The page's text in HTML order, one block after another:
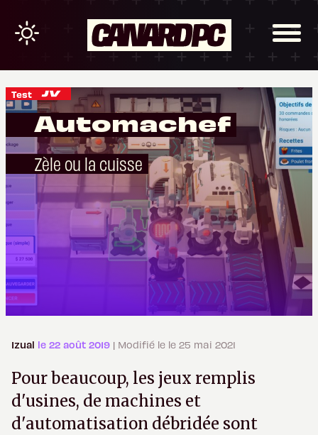
Test
Automachef
Zèle ou la cuisse
Izual le 22 août 2019 | Modifié le le 25 mai 2021
Pour beaucoup, les jeux remplis
d'usines, de machines et
d'automatisation débridée sont